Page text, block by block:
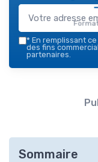
* En remplissant
des fins
partenaires.
Sommaire